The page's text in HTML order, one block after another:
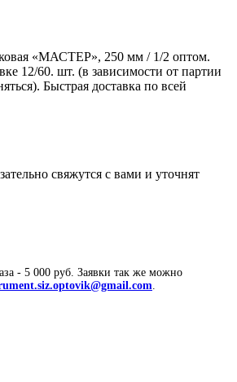
«МАСТЕР», 250 мм / 1/2 оптом.
12/60. шт. (в зависимости от партии
Быстрая доставка по всей
свяжутся с вами и уточнят
- 5 000 руб. Заявки так же можно